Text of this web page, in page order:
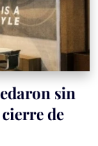
sin
de